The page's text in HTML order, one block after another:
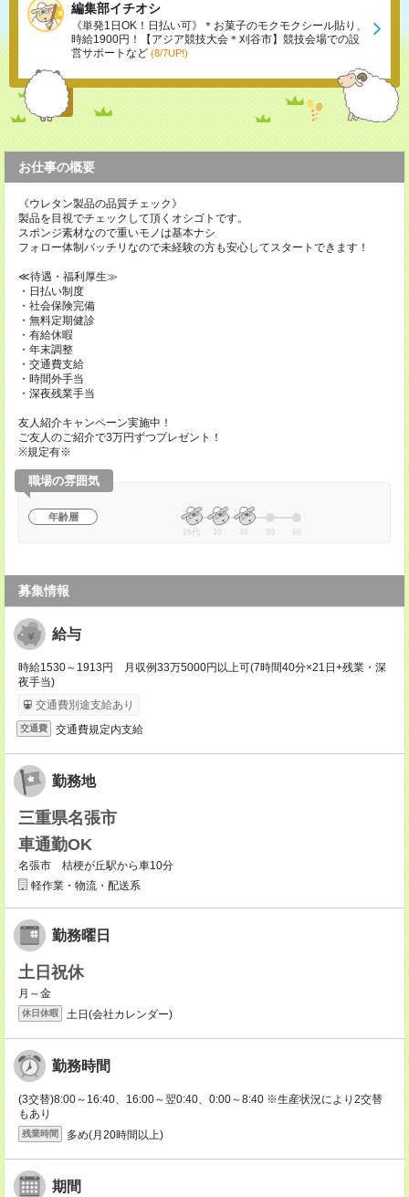
編集部イチオシ
《単発1日OK！日払い可》＊お菓子のモクモクシール貼り、
時給1900円！【アジア競技大会＊刈谷市】競技会場での設
営サポートなど (8/7UP!)
お仕事の概要
《ウレタン製品の品質チェック》
製品を目視でチェックして頂くオシゴトです。
スポンジ素材なので重いモノは基本ナシ
フォロー体制バッチリなので未経験の方も安心してスタートできます！
≪待遇・福利厚生≫
・日払い制度
・社会保険完備
・無料定期健診
・有給休暇
・年末調整
・交通費支給
・時間外手当
・深夜残業手当
友人紹介キャンペーン実施中！
ご友人のご紹介で3万円ずつプレゼント！
※規定有※
職場の雰囲気
年齢層
20代 30 40 50 60
募集情報
給与
時給1530～1913円 月収例33万5000円以上可(7時間40分×21日+残業・深
夜手当)
交通費別途支給あり
交通費 交通費規定内支給
勤務地
三重県名張市
車通勤OK
名張市 桔梗が丘駅から車10分
軽作業・物流・配送系
勤務曜日
土日祝休
月～金
休日休暇 土日(会社カレンダー)
勤務時間
(3交替)8:00～16:40、16:00～翌0:40、0:00～8:40 ※生産状況により2交替
もあり
残業時間 多め(月20時間以上)
期間